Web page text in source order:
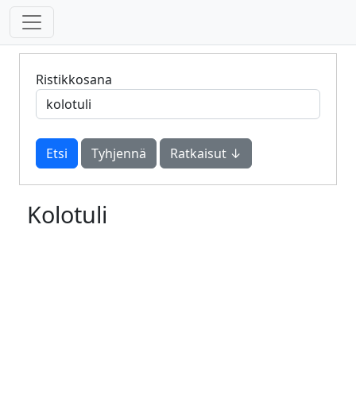
Ristikkosana
Tyhjennä Ratkaisut ↓
Kolotuli